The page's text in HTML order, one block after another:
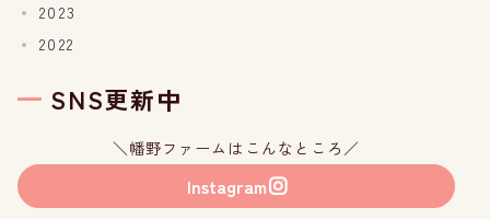
2023
2022
SNS更新中
＼幡野ファームはこんなところ／
Instagram